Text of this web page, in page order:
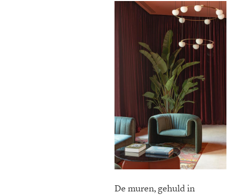
De muren, gehuld in